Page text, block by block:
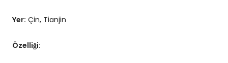
Yer: Çin, Tianjin
Özelliği: